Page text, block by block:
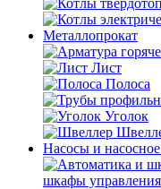
Металлопрокат
Лист
Полоса
Уголок
Насосы и
шкафы управления